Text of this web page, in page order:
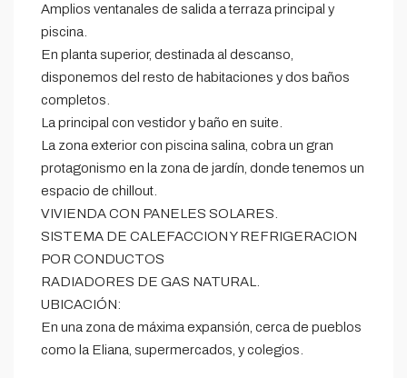
Amplios ventanales de salida a terraza principal y
piscina.
En planta superior, destinada al descanso,
disponemos del resto de habitaciones y dos baños
completos.
La principal con vestidor y baño en suite.
La zona exterior con piscina salina, cobra un gran
protagonismo en la zona de jardín, donde tenemos un
espacio de chillout.
VIVIENDA CON PANELES SOLARES.
SISTEMA DE CALEFACCION Y REFRIGERACION
POR CONDUCTOS
RADIADORES DE GAS NATURAL.
UBICACIÓN:
En una zona de máxima expansión, cerca de pueblos
como la Eliana, supermercados, y colegios.